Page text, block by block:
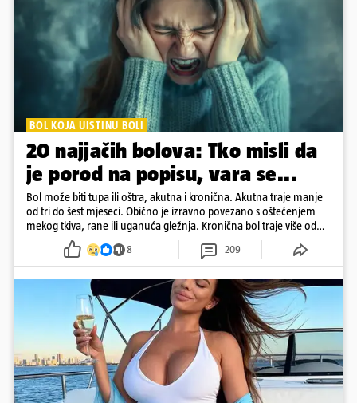
BOL KOJA UISTINU BOLI
20 najjačih bolova: Tko misli da
je porod na popisu, vara se...
Bol može biti tupa ili oštra, akutna i kronična. Akutna traje manje
od tri do šest mjeseci. Obično je izravno povezano s oštećenjem
mekog tkiva, rane ili uganuća gležnja. Kronična bol traje više od
šest mjeseci
8 209